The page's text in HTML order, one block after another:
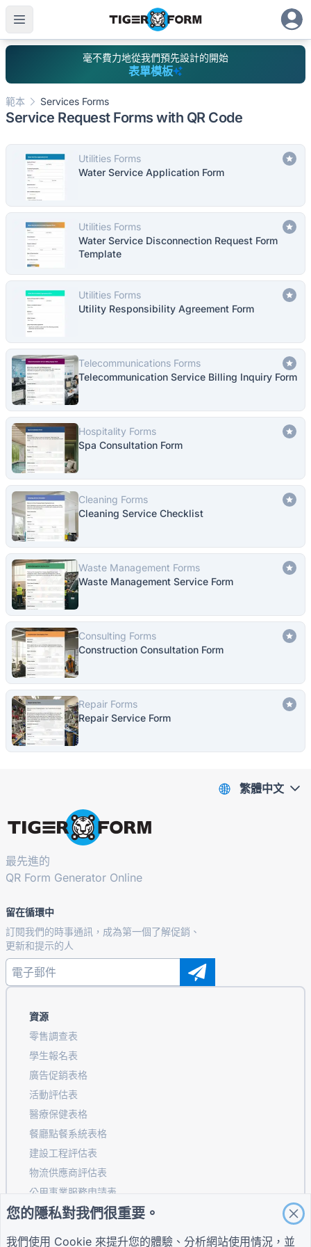
毫不費力地從我們預先設計的開始
表單模板
範本 Services Forms
Service Request Forms with QR Code
Utilities Forms
Water Service Application Form
Utilities Forms
Water Service Disconnection Request Form
Template
Utilities Forms
Utility Responsibility Agreement Form
Telecommunications Forms
Telecommunication Service Billing Inquiry Form
Hospitality Forms
Spa Consultation Form
Cleaning Forms
Cleaning Service Checklist
Waste Management Forms
Waste Management Service Form
Consulting Forms
Construction Consultation Form
Repair Forms
Repair Service Form
最先進的
QR Form Generator Online
留在循環中
訂閱我們的時事通訊，成為第一個了解促銷、
更新和提示的人
資源
零售調查表
學生報名表
廣告促銷表格
活動評估表
醫療保健表格
餐廳點餐系統表格
建設工程評估表
物流供應商評估表
公用事業服務申請表
客戶參與表
繁體中文
您的隱私對我們很重要。
我們使用 Cookie 來提升您的體驗、分析網站使用情況，並